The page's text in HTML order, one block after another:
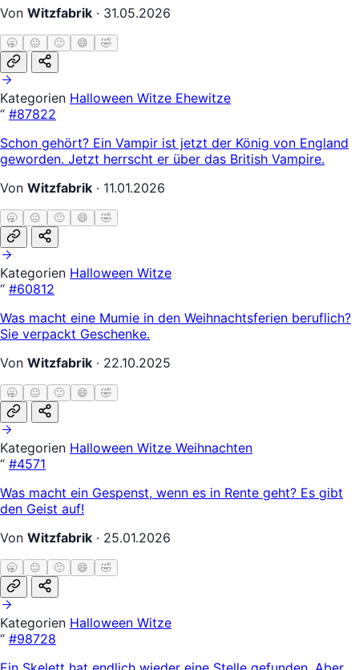
Von Witzfabrik · 31.05.2026
🥱 😐 🙂 😄 🤣
Kategorien Halloween Witze Ehewitze
“ #87822
Schon gehört? Ein Vampir ist jetzt der König von England
geworden. Jetzt herrscht er über das British Vampire.
Von Witzfabrik · 11.01.2026
🥱 😐 🙂 😄 🤣
Kategorien Halloween Witze
“ #60812
Was macht eine Mumie in den Weihnachtsferien beruflich?
Sie verpackt Geschenke.
Von Witzfabrik · 22.10.2025
🥱 😐 🙂 😄 🤣
Kategorien Halloween Witze Weihnachten
“ #4571
Was macht ein Gespenst, wenn es in Rente geht? Es gibt
den Geist auf!
Von Witzfabrik · 25.01.2026
🥱 😐 🙂 😄 🤣
Kategorien Halloween Witze
“ #98728